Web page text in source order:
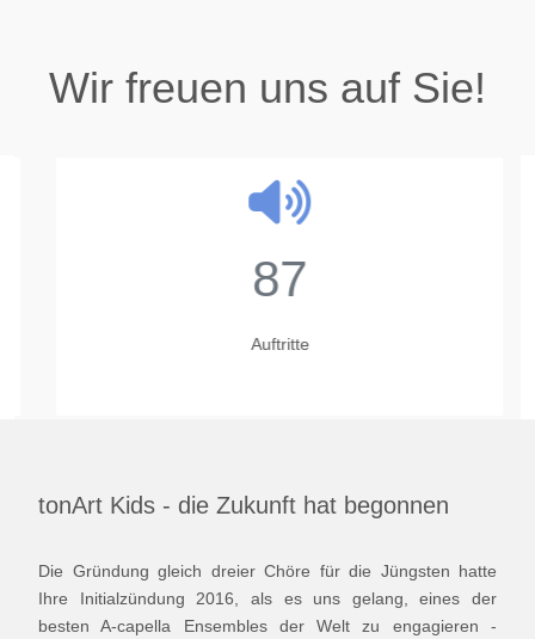
Wir freuen uns auf Sie!
87
Auftritte
tonArt Kids - die Zukunft hat begonnen
Die Gründung gleich dreier Chöre für die Jüngsten hatte
Ihre Initialzündung 2016, als es uns gelang, eines der
besten A-capella Ensembles der Welt zu engagieren -